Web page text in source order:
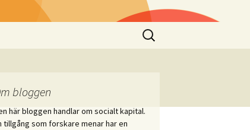
Sök
efter:
bloggen
här bloggen handlar om socialt kapital.
tillgång som forskare menar har en